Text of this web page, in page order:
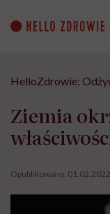
content
HelloZdrowie:
Ziemia
Opublikowano: